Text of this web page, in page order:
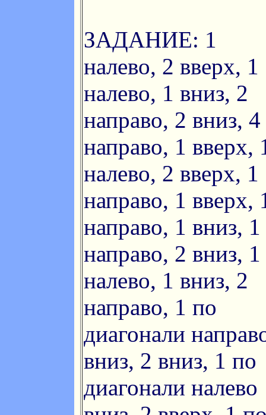
ЗАДАНИЕ: 1
налево, 2 вверх, 1
налево, 1 вниз, 2
направо, 2 вниз, 4
направо, 1 вверх,
налево, 2 вверх, 1
направо, 1 вверх,
направо, 1 вниз, 1
направо, 2 вниз, 1
налево, 1 вниз, 2
направо, 1 по
диагонали
вниз, 2 вниз, 1 по
диагонали налево